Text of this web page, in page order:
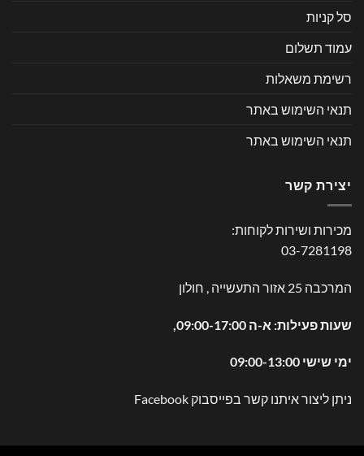
סל קניות
עמוד תשלום
רשימת משאלות
תנאי השימוש באתר
תנאי השימוש באתר
יצירת קשר
מכירות ושירות לקוחות:
03-7281198
המרכבה 25 אזור התעשייה , חולון
שעות פעילות: א-ה 09:00-17:00,
ימי שישי 09:00-13:00
ניתן ליצור איתנו קשר בפייסבוק Facebook